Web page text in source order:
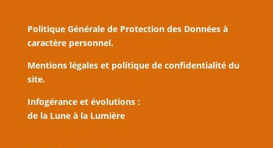
Politique Générale de Protection des Données à
caractère personnel.
Mentions légales et politique de confidentialité du
site.
Infogérance et évolutions :
de la Lune à la Lumière